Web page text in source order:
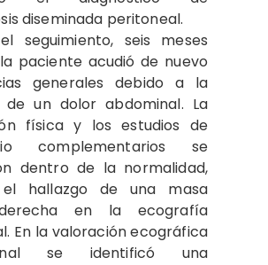
diseminada peritoneal.
seguimiento, seis meses
paciente acudió de nuevo
generales debido a la
de un dolor abdominal. La
física y los estudios de
complementarios se
dentro de la normalidad,
hallazgo de una masa
en la ecografía
En la valoración ecográfica
se identificó una